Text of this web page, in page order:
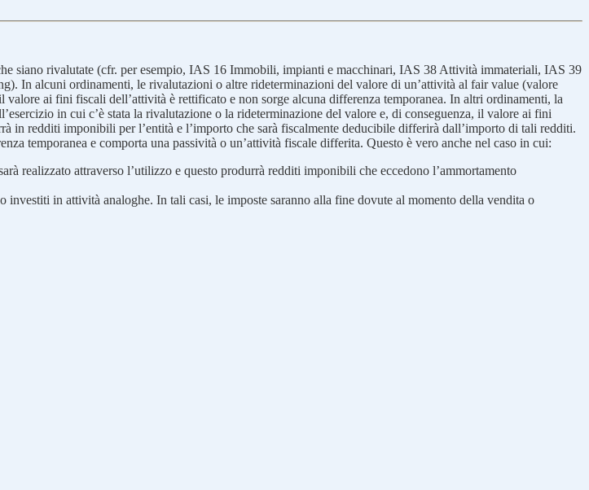
siano rivalutate (cfr. per esempio, IAS 16 Immobili, impianti e macchinari, IAS 38 Attività immateriali, IAS 39
In alcuni ordinamenti, le rivalutazioni o altre rideterminazioni del valore di un’attività al fair value (valore
ai fini fiscali dell’attività è rettificato e non sorge alcuna differenza temporanea. In altri ordinamenti, la
in cui c’è stata la rivalutazione o la rideterminazione del valore e, di conseguenza, il valore ai fini
redditi imponibili per l’entità e l’importo che sarà fiscalmente deducibile differirà dall’importo di tali redditi.
temporanea e comporta una passività o un’attività fiscale differita. Questo è vero anche nel caso in cui:
realizzato attraverso l’utilizzo e questo produrrà redditi imponibili che eccedono l’ammortamento
investiti in attività analoghe. In tali casi, le imposte saranno alla fine dovute al momento della vendita o